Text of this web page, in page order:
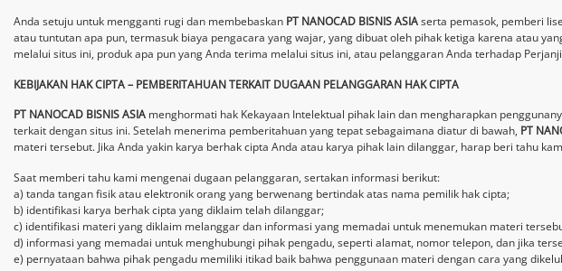
Anda setuju untuk mengganti rugi dan membebaskan PT NANOCAD BISNIS ASIAserta pemasok, pemberi
atau tuntutan apa pun, termasuk biaya pengacara yang wajar, yang dibuat oleh pihak ketiga karena atau
melalui situs ini, produk apa pun yang Anda terima melalui situs ini, atau pelanggaran Anda terhadap
KEBIJAKAN HAK CIPTA – PEMBERITAHUAN TERKAIT DUGAAN PELANGGARAN HAK CIPTA
PT NANOCAD BISNIS ASIA menghormati hak Kekayaan Intelektual pihak lain dan mengharapkan
terkait dengan situs ini. Setelah menerima pemberitahuan yang tepat sebagaimana diatur di bawah, PT
materi tersebut. Jika Anda yakin karya berhak cipta Anda atau karya pihak lain dilanggar, harap beri tahu
Saat memberi tahu kami mengenai dugaan pelanggaran, sertakan informasi berikut:
a) tanda tangan fisik atau elektronik orang yang berwenang bertindak atas nama pemilik hak cipta;
b) identifikasi karya berhak cipta yang diklaim telah dilanggar;
c) identifikasi materi yang diklaim melanggar dan informasi yang memadai untuk menemukan materi
d) informasi yang memadai untuk menghubungi pihak pengadu, seperti alamat, nomor telepon, dan jika
e) pernyataan bahwa pihak pengadu memiliki itikad baik bahwa penggunaan materi dengan cara yang